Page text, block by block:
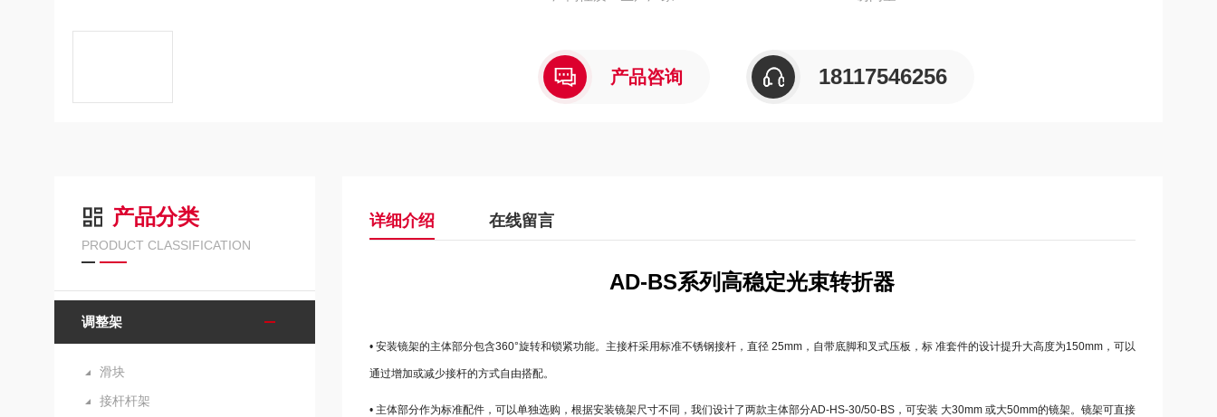
产品咨询 18117546256
产品分类
PRODUCT CLASSIFICATION
调整架
滑块
接杆杆架
详细介绍 在线留言
AD-BS系列 高稳定光束转折器
• 安装镜架的主体部分包含360°旋转和锁紧功能。主接杆采用标准不锈钢接杆，直径 25mm，自带底脚和叉式压板，标 准套件的设计提升大高度为150mm，可以
通过增加或减少接杆的方式自由搭配。
• 主体部分作为标准配件，可以单独选购，根据安装镜架尺寸不同，我们设计了两款主体部分AD-HS-30/50-BS，可安装 大30mm 或大50mm的镜架。镜架可直接